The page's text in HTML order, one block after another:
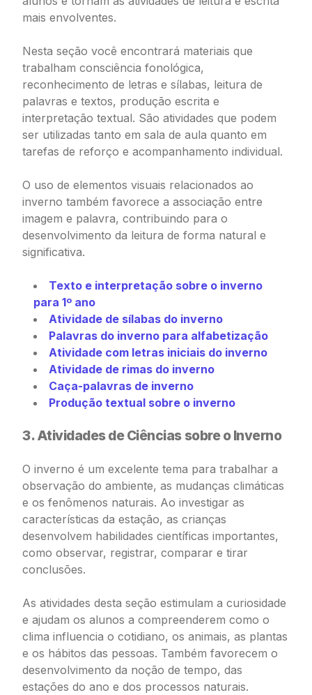
mais envolventes.
Nesta seção você encontrará materiais que
trabalham consciência fonológica,
reconhecimento de letras e sílabas, leitura de
palavras e textos, produção escrita e
interpretação textual. São atividades que podem
ser utilizadas tanto em sala de aula quanto em
tarefas de reforço e acompanhamento individual.
O uso de elementos visuais relacionados ao
inverno também favorece a associação entre
imagem e palavra, contribuindo para o
desenvolvimento da leitura de forma natural e
significativa.
Texto e interpretação sobre o inverno
para 1º ano
Atividade de sílabas do inverno
Palavras do inverno para alfabetização
Atividade com letras iniciais do inverno
Atividade de rimas do inverno
Caça-palavras de inverno
Produção textual sobre o inverno
3. Atividades de Ciências sobre o Inverno
O inverno é um excelente tema para trabalhar a
observação do ambiente, as mudanças climáticas
e os fenômenos naturais. Ao investigar as
características da estação, as crianças
desenvolvem habilidades científicas importantes,
como observar, registrar, comparar e tirar
conclusões.
As atividades desta seção estimulam a curiosidade
e ajudam os alunos a compreenderem como o
clima influencia o cotidiano, os animais, as plantas
e os hábitos das pessoas. Também favorecem o
desenvolvimento da noção de tempo, das
estações do ano e dos processos naturais.